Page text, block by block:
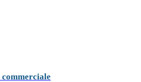
commerciale